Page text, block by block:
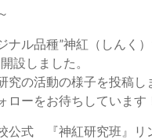
ナル品種”神紅（しんく
設しました。
究の活動の様子を投稿
ローをお待ちしています
公式 『神紅研究班』リ